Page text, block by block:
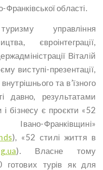
Франківської області.
управління
євроінтеграції,
Віталій
виступі-презентації,
та в’їзного
давно, результатами
і бізнесу є проєкти «52
Франківщині»
), «52 стилі життя в
). Власне тому
турів як для